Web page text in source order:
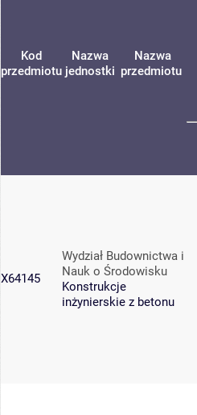
Kod
przedmiotu
Nazwa
jednostki
Nazwa
przedmiotu
X64145
Wydział Budownictwa i
Nauk o Środowisku
Konstrukcje
inżynierskie z betonu